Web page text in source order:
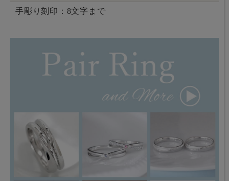
手彫り刻印：8文字まで